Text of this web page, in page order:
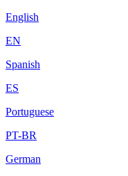
English
EN
Spanish
ES
Portuguese
PT-BR
German